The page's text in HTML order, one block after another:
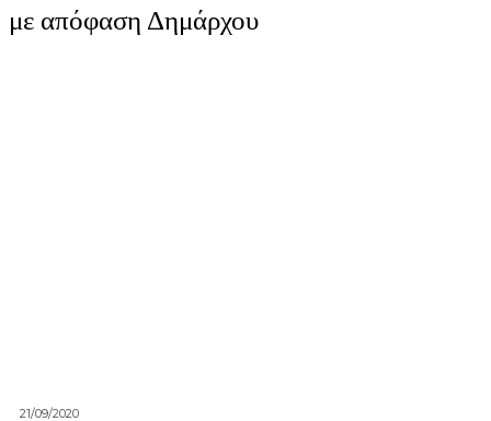
με απόφαση Δημάρχου
21/09/2020